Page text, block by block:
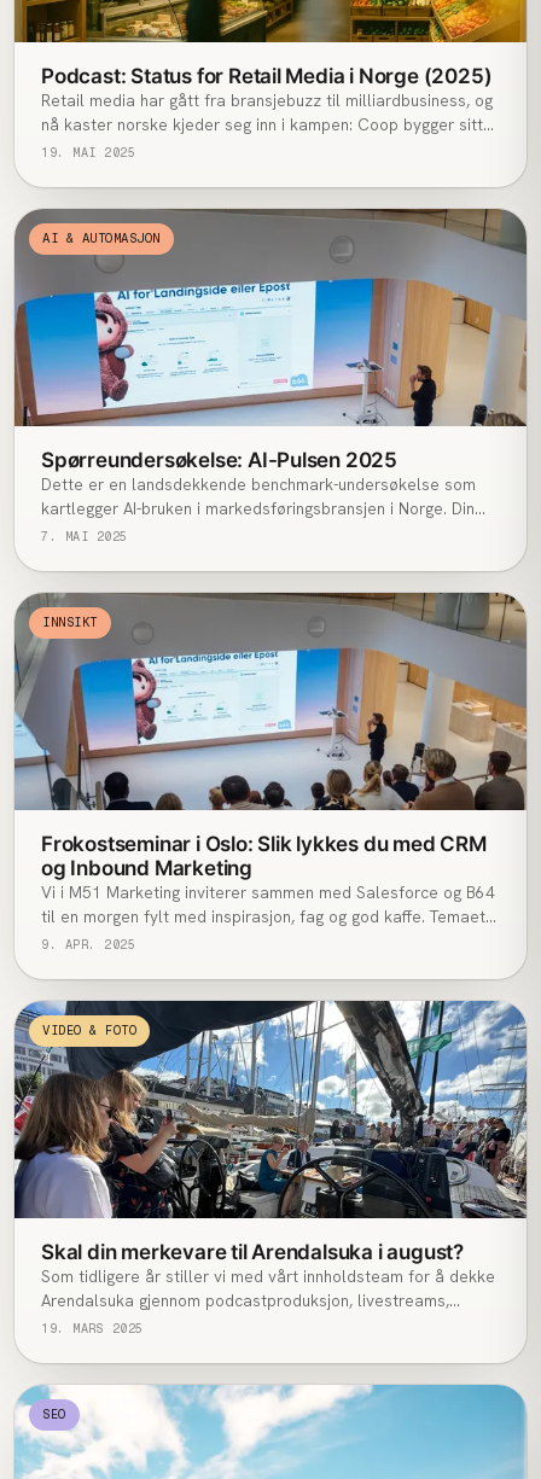
Podcast: Status for Retail Media i Norge (2025)
Retail media har gått fra bransjebuzz til milliardbusiness, og
nå kaster norske kjeder seg inn i kampen: Coop bygger sitt
eget annonsenettverk, Rema 1000 parer lojalitetsdata med
å knytte annonsekroner direkte til salg, står retail media klar
til å bli den neste store vekstmotoren i norsk markedsføring
– og de som posisjonerer seg raskt, kan sikre seg en ledende
rolle i den nye annonseøkonomien.
19. MAI 2025
AI & AUTOMASJON
Spørreundersøkelse: AI-Pulsen 2025
Dette er en landsdekkende benchmark-undersøkelse som
kartlegger AI-bruken i markedsføringsbransjen i Norge. Din
deltakelse er avgjørende for å skape et nøyaktig og
7. MAI 2025
INNSIKT
Frokostseminar i Oslo: Slik lykkes du med CRM
og Inbound Marketing
Vi i M51 Marketing inviterer sammen med Salesforce og B64
til en morgen fylt med inspirasjon, fag og god kaffe. Temaet
er hvordan du kan bruke CRM og inbound marketing for å
9. APR. 2025
VIDEO & FOTO
Skal din merkevare til Arendalsuka i august?
Som tidligere år stiller vi med vårt innholdsteam for å dekke
Arendalsuka gjennom podcastproduksjon, livestreams,
videoproduksjon og foto. Vi sørger for at din tilstedeværelse
19. MARS 2025
SEO